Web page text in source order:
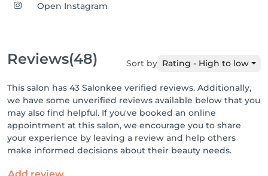
Open Instagram
Reviews(48) Sort by Rating - High to low
This salon has 43 Salonkee verified reviews. Additionally,
we have some unverified reviews available below that you
may also find helpful. If you've booked an online
appointment at this salon, we encourage you to share
your experience by leaving a review and help others
make informed decisions about their beauty needs.